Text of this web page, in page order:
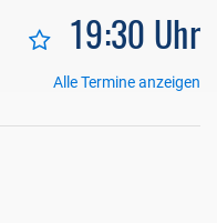
19:30 Uhr
Alle Termine anzeigen